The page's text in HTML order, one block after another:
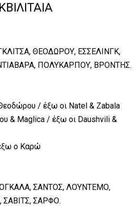
ΚΒΙΛΙΤΑΙΑ
ΘΕΟΔΩΡΟΥ, ΕΣΣΕΛΙΝΓΚ,
ΠΟΛΥΚΑΡΠΟΥ, ΒΡΟΝΤΗΣ.
/ έξω οι Natel & Zabala
& Maglica / έξω οι Daushvili &
ο Καρώ
ΣΑΝΤΟΣ, ΛΟΥΝΤΕΜΟ,
ΣΑΒΙΤΣ, ΣΑΡΦΟ.